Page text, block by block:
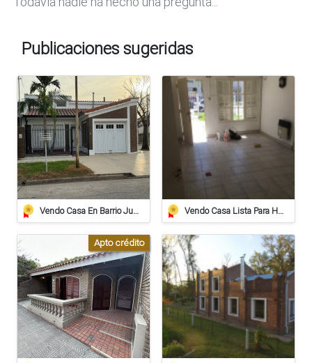
Publicaciones sugeridas
Vendo Casa En Barrio Juan De Garay Calle Corrientes 406 Vendo Casa Lista Para Habitar
Apto crédito